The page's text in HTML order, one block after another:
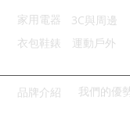
主要材質：ABS
商品尺寸：
產地名稱：中國大
代理商：亞桓有限
家用電器 3C與周邊
衣包鞋錶
運動戶外
品牌介紹 我們的優